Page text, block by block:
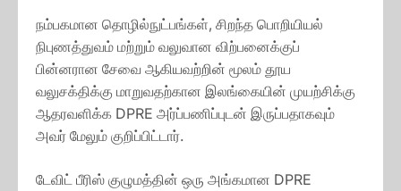
நம்பகமான தொழில்நுட்பங்கள், சிறந்த பொறியியல்
நிபுணத்துவம் மற்றும் வலுவான விற்பனைக்குப்
பின்னரான சேவை ஆகியவற்றின் மூலம் தூய
வலுசக்திக்கு மாறுவதற்கான இலங்கையின் முயற்சிக்கு
ஆதரவளிக்க DPRE அர்ப்பணிப்புடன் இருப்பதாகவும்
அவர் மேலும் குறிப்பிட்டார்.
டேவிட் பீரிஸ் குழுமத்தின் ஒரு அங்கமான DPRE